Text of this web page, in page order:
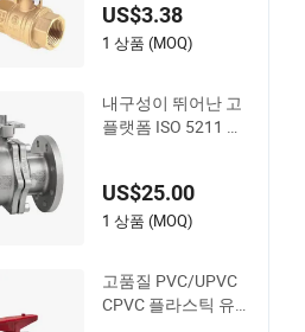
밸브 Cw617n UL 납
없는 황동 가스 차단
US$3.38
1 상품 (MOQ)
내구성이 뛰어난 고
플랫폼 ISO 5211 전
US$25.00
1 상품 (MOQ)
고품질 PVC/UPVC
CPVC 플라스틱 유